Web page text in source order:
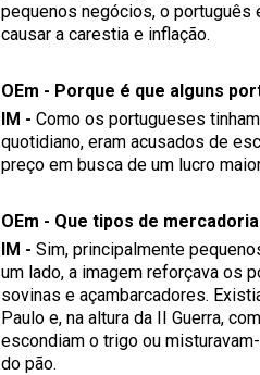
pequenos negócios, o português
causar a carestia e inflação.
OEm - Porque é que alguns
IM - Como os portugueses
quotidiano, eram acusados de
preço em busca de um lucro
OEm - Que tipos de
IM - Sim, principalmente
um lado, a imagem reforçava os
sovinas e açambarcadores.
Paulo e, na altura da II Guerra,
escondiam o trigo ou
do pão.